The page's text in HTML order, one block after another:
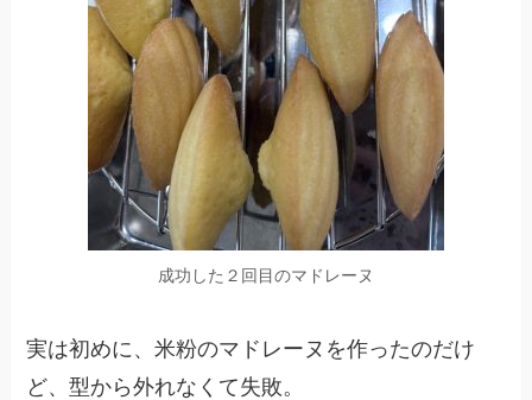
成功した２回目のマドレーヌ
実は初めに、米粉のマドレーヌを作ったのだけ
ど、型から外れなくて失敗。